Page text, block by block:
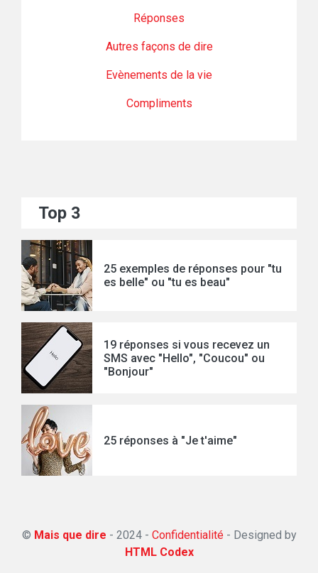
Réponses
Autres façons de dire
Evènements de la vie
Compliments
Top 3
25 exemples de réponses pour "tu
es belle" ou "tu es beau"
19 réponses si vous recevez un
SMS avec "Hello", "Coucou" ou
"Bonjour"
25 réponses à "Je t'aime"
© Mais que dire - 2024 - Confidentialité- Designed by
HTML Codex